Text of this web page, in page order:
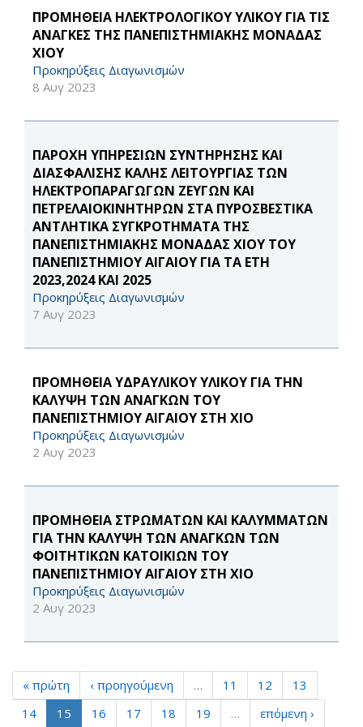
ΠΡΟΜΗΘΕΙΑ ΗΛΕΚΤΡΟΛΟΓΙΚΟΥ ΥΛΙΚΟΥ ΓΙΑ ΤΙΣ
ΑΝΑΓΚΕΣ ΤΗΣ ΠΑΝΕΠΙΣΤΗΜΙΑΚΗΣ ΜΟΝΑΔΑΣ
ΧΙΟΥ
Προκηρύξεις Διαγωνισμών
8 Αυγ 2023
ΠΑΡΟΧΗ ΥΠΗΡΕΣΙΩΝ ΣΥΝΤΗΡΗΣΗΣ ΚΑΙ
ΔΙΑΣΦΑΛΙΣΗΣ ΚΑΛΗΣ ΛΕΙΤΟΥΡΓΙΑΣ ΤΩΝ
ΗΛΕΚΤΡΟΠΑΡΑΓΩΓΩΝ ΖΕΥΓΩΝ ΚΑΙ
ΠΕΤΡΕΛΑΙΟΚΙΝΗΤΗΡΩΝ ΣΤΑ ΠΥΡΟΣΒΕΣΤΙΚΑ
ΑΝΤΛΗΤΙΚΑ ΣΥΓΚΡΟΤΗΜΑΤΑ ΤΗΣ
ΠΑΝΕΠΙΣΤΗΜΙΑΚΗΣ ΜΟΝΑΔΑΣ ΧΙΟΥ ΤΟΥ
ΠΑΝΕΠΙΣΤΗΜΙΟΥ ΑΙΓΑΙΟΥ ΓΙΑ ΤΑ ΕΤΗ
2023,2024 ΚΑΙ 2025
Προκηρύξεις Διαγωνισμών
7 Αυγ 2023
ΠΡΟΜΗΘΕΙΑ ΥΔΡΑΥΛΙΚΟΥ ΥΛΙΚΟΥ ΓΙΑ ΤΗΝ
ΚΑΛΥΨΗ ΤΩΝ ΑΝΑΓΚΩΝ ΤΟΥ
ΠΑΝΕΠΙΣΤΗΜΙΟΥ ΑΙΓΑΙΟΥ ΣΤΗ ΧΙΟ
Προκηρύξεις Διαγωνισμών
2 Αυγ 2023
ΠΡΟΜΗΘΕΙΑ ΣΤΡΩΜΑΤΩΝ ΚΑΙ ΚΑΛΥΜΜΑΤΩΝ
ΓΙΑ ΤΗΝ ΚΑΛΥΨΗ ΤΩΝ ΑΝΑΓΚΩΝ ΤΩΝ
ΦΟΙΤΗΤΙΚΩΝ ΚΑΤΟΙΚΙΩΝ ΤΟΥ
ΠΑΝΕΠΙΣΤΗΜΙΟΥ ΑΙΓΑΙΟΥ ΣΤΗ ΧΙΟ
Προκηρύξεις Διαγωνισμών
2 Αυγ 2023
« πρώτη ‹ προηγούμενη … 11 12
13
14
15 16 17 18 19 …
επόμενη ›